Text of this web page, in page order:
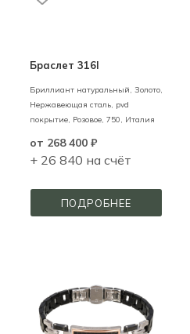
Браслет 316l
Бриллиант натуральный, Золото,
Нержавеющая сталь, pvd
покрытие, Розовое, 750, Италия
от 268 400 ₽
+ 26 840 на счёт
ПОДРОБНЕЕ